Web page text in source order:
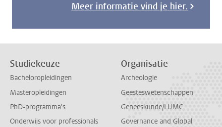
Meer informatie vind je hier.
Studiekeuze
Bacheloropleidingen
Masteropleidingen
PhD-programma's
Onderwijs voor professionals
Organisatie
Archeologie
Geesteswetenschappen
Geneeskunde/LUMC
Governance and Global